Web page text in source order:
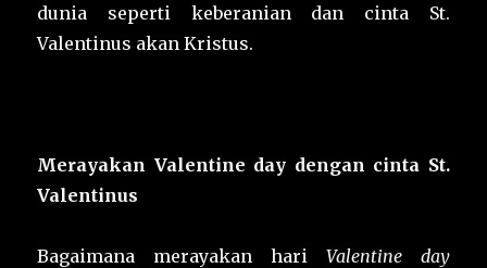
dunia seperti keberanian dan cinta St.
Valentinus akan Kristus.
Merayakan Valentine day dengan cinta St.
Valentinus
Bagaimana merayakan hari Valentine day